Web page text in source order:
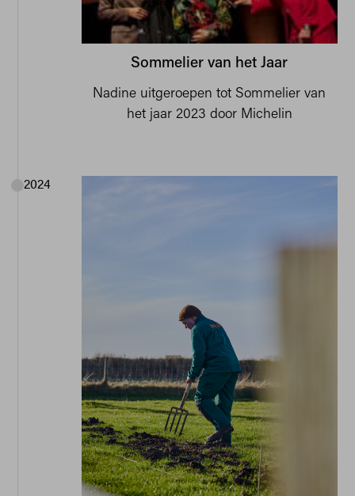
Sommelier van het Jaar
Nadine uitgeroepen tot Sommelier van
het jaar 2023 door Michelin
2024